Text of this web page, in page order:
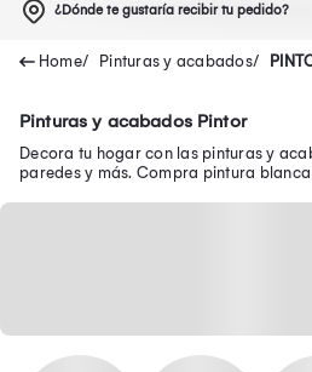
¿Dónde te gustaría recibir tu pedido?
Pinturas y acabados
Pinturas y acabados Pintor
Decora tu hogar con las pinturas y
paredes y más. Compra pintura